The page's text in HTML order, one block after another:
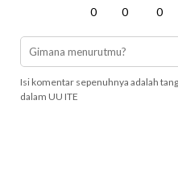
0 0 0
Isi komentar sepenuhnya adalah
dalam UU ITE